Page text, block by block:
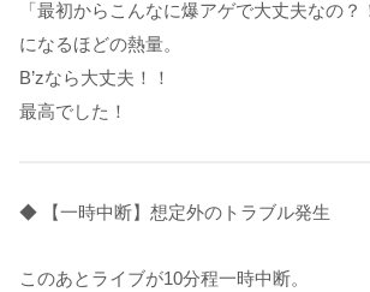
「最初からこんなに爆アゲで大丈夫なの
になるほどの熱量。
B’zなら大丈夫！！
最高でした！
◆ 【一時中断】想定外のトラブル発生
このあとライブが10分程一時中断。